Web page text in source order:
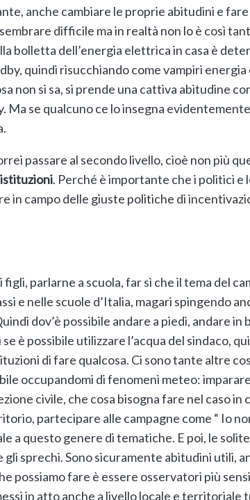
anche cambiare le proprie abitudini e
difficile ma in realtà non lo è così
bolletta dell’energia elettrica in casa è
quindi risucchiando come vampiri
non si sa, si prende una cattiva abitudine
se qualcuno ce lo insegna
passare al secondo livello, cioè non più
. Perché è importante che i politici e
in campo delle giuste politiche di
parlarne a scuola, far sì che il tema del
e nelle scuole d’Italia, magari spingendo
dov’è possibile andare a piedi, andare
è possibile utilizzare l’acqua del sindaco,
di fare qualcosa. Ci sono tante altre
occupandomi di fenomeni meteo:
civile, che cosa bisogna fare nel caso in
partecipare alle campagne come “ Io
a questo genere di tematiche. E poi, le
sprechi. Sono sicuramente abitudini utili,
possiamo fare è essere osservatori più
in atto anche a livello locale e territoriale